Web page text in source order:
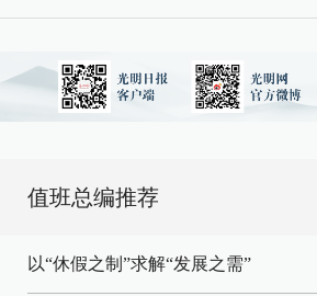
值班总编推荐
以“休假之制”求解“发展之需”